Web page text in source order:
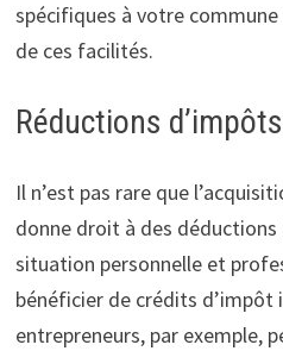
spécifiques à votre
de ces facilités.
Réductions d’impôts
Il n’est pas rare que
donne droit à des
situation personnelle et
bénéficier de crédits d’impôt
entrepreneurs, par exemple,